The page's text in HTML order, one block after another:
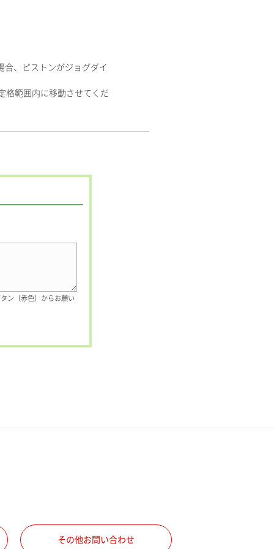
合、ピストンがジョグダイ
格範囲内に移動させてくだ
ン（赤色）からお願い
その他お問い合わせ